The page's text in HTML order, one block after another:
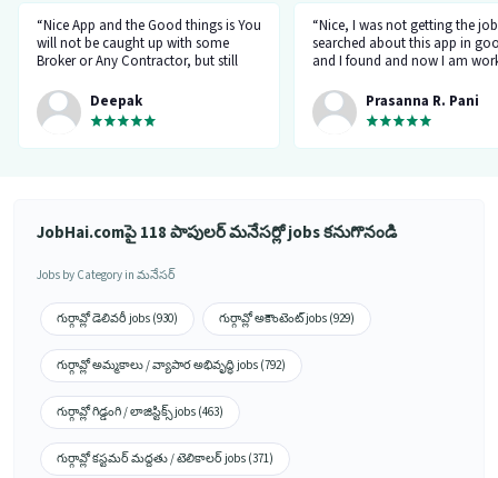
“Nice App and the Good things is You
will not be caught up with some
Broker or Any Contractor, but still
got a job and the interview taken by
the organisation Itself... Noone will
ask for money or Anything but Have
to be Careful at the time Of
Luck wish You all the best for your
Future.... 👍”
Deepak
“Nice, I was not getting the
searched about this app in
and I found and now I am
app.”
Prasanna R. Pani
JobHai.comపై 118 పాపులర్ మనేసర్లో jobs కనుగొనండి
Jobs by Category in మనేసర్
గుర్గావ్లో డెలివరీ jobs (930) గుర్గావ్లో అకౌంటెంట్ jobs (929)
గుర్గావ్లో అమ్మకాలు / వ్యాపార అభివృద్ధి jobs (792)
గుర్గావ్లో గిడ్డంగి / లాజిస్టిక్స్ jobs (463)
గుర్గావ్లో కస్టమర్ మద్దతు / టెలికాలర్ jobs (371)